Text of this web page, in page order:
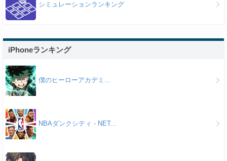
シミュレーションランキング
iPhoneランキング
僕のヒーローアカデミ...
NBAダンクシティ - NET...